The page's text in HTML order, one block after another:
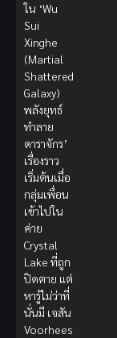
ใน ‘Wu
Sui
Xinghe
(Martial
Shattered
Galaxy)
พลังยุทธ์
ทำลาย
ดาราจักร’
เรื่องราว
เริ่มต้นเมื่อ
กลุ่มเพื่อน
เข้าไปใน
ค่าย
Crystal
Lake ที่ถูก
ปิดตาย แต่
หารู้ไม่ว่าที่
นั่นมี เจสัน
Voorhees